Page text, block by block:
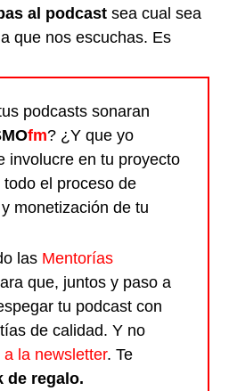
al podcast sea cual sea
que nos escuchas. Es
podcasts sonaran
fm? ¿Y que yo
involucre en tu proyecto
el proceso de
monetización de tu
las Mentorías
que, juntos y paso a
tu podcast con
de calidad. Y no
la newsletter. Te
de regalo.